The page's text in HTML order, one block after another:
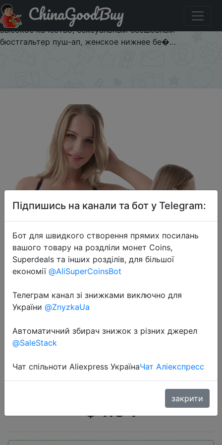
Паридбати з промокодом KPO3EGQ121OB MiaoErSiDai
женский кружевной бюстгальтер с открытой спиной,
высокое качество, сексуальный бесшовный
бюстгальтер пуш-ап, женское нижнее бе�…
ChinaGoodBuy
2020-07-03
бюстгальтер с открытой спиной,
высокое качество, сексуальный
женское нижнее бе�…
$4.84
Підпишись на канали та бот у Telegram:
Бот для швидкого створення прямих посилань
вашого товару на роздліли монет Coins,
Superdeals та інших розділів, для більшої
економії @AliSuperCoinsBot
Телеграм канал зі знижками виключно для
України @ZnyzkaUa
Автоматичний збирач знижок з різних джерел
@SaleStack
Чат спільноти Aliexpress УкраїнаЧат Аліекспресс
закрити